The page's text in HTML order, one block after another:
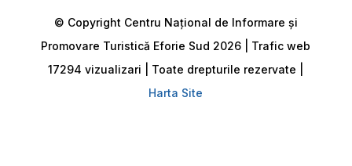
© Copyright Centru Național de Informare și
Promovare Turistică Eforie Sud 2026 | Trafic web
17294 vizualizari | Toate drepturile rezervate |
Harta Site